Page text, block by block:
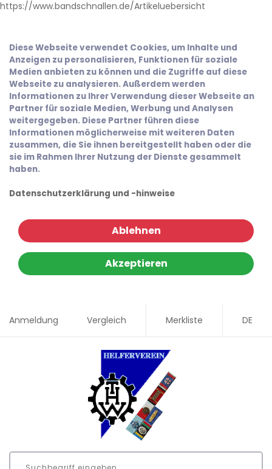
https://www.bandschnallen.de/Artikeluebersicht
Diese Webseite verwendet Cookies, um Inhalte und
Anzeigen zu personalisieren, Funktionen für soziale
Medien anbieten zu können und die Zugriffe auf diese
Webseite zu analysieren. Außerdem werden
Informationen zu Ihrer Verwendung dieser Webseite an
Partner für soziale Medien, Werbung und Analysen
weitergegeben. Diese Partner führen diese
Informationen möglicherweise mit weiteren Daten
zusammen, die Sie ihnen bereitgestellt haben oder die
sie im Rahmen Ihrer Nutzung der Dienste gesammelt
haben.
Datenschutzerklärung und -hinweise
Ablehnen
Akzeptieren
Anmeldung Vergleich Merkliste DE